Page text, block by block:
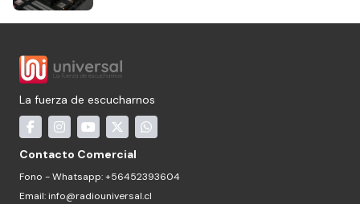
La fuerza de escucharnos
Contacto Comercial
Fono - Whatsapp: +56452393604
Email: info@radiouniversal.cl